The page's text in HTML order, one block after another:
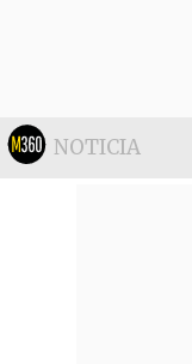
NOTICIA